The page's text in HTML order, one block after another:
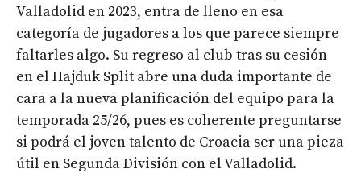
Valladolid en 2023, entra de lleno en esa
categoría de jugadores a los que parece siempre
faltarles algo. Su regreso al club tras su cesión
en el Hajduk Split abre una duda importante de
cara a la nueva planificación del equipo para la
temporada 25/26, pues es coherente preguntarse
si podrá el joven talento de Croacia ser una pieza
útil en Segunda División con el Valladolid.